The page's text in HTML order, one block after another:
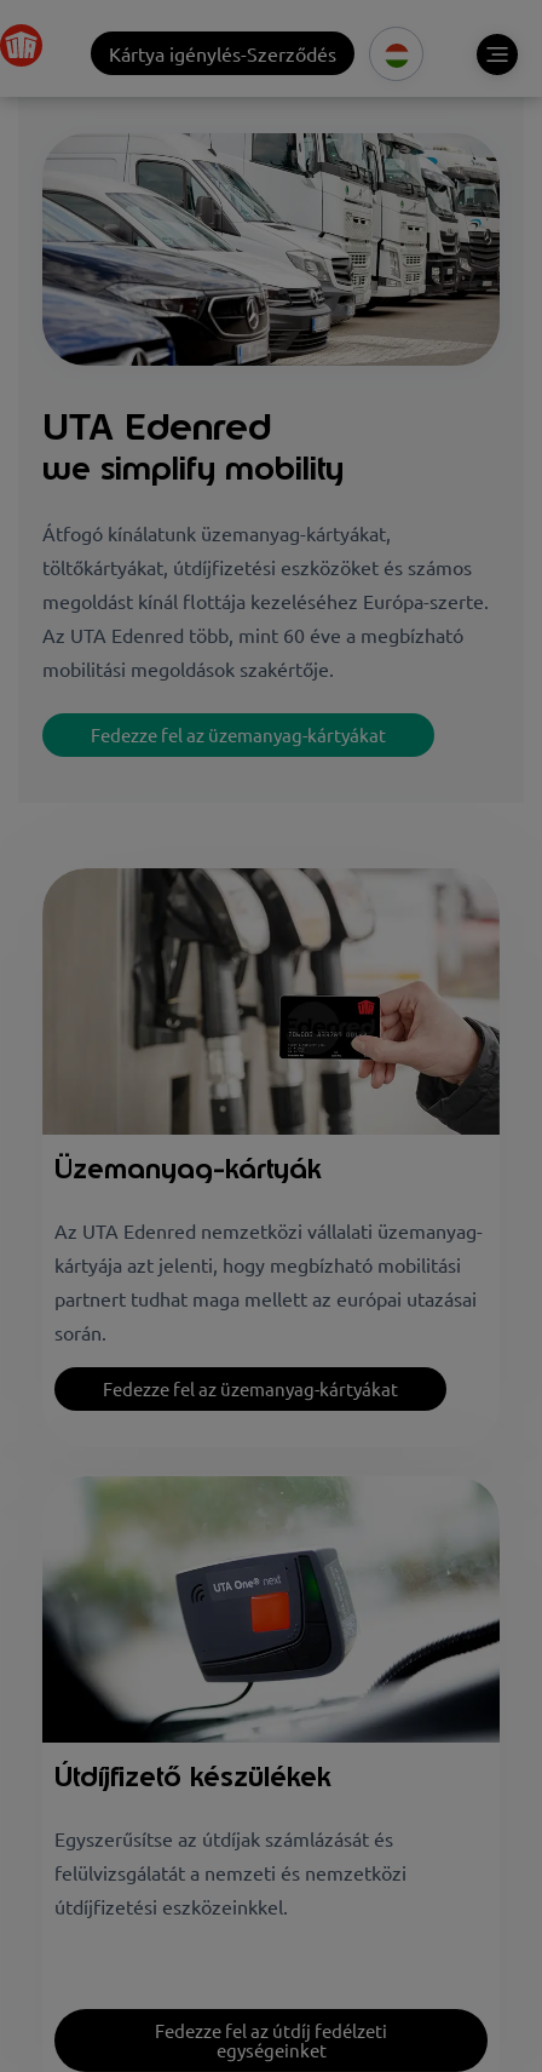
Kártya igénylés-Szerződés
UTA Edenred
we simplify mobility
Átfogó kínálatunk üzemanyag-kártyákat,
töltőkártyákat, útdíjfizetési eszközöket és számos
megoldást kínál flottája kezeléséhez Európa-szerte.
Az UTA Edenred több, mint 60 éve a megbízható
mobilitási megoldások szakértője.
Fedezze fel az üzemanyag-kártyákat
Üzemanyag-kártyák
Az UTA Edenred nemzetközi vállalati üzemanyag-
kártyája azt jelenti, hogy megbízható mobilitási
partnert tudhat maga mellett az európai utazásai
során.
Fedezze fel az üzemanyag-kártyákat
Útdíjfizető készülékek
Egyszerűsítse az útdíjak számlázását és
felülvizsgálatát a nemzeti és nemzetközi
útdíjfizetési eszközeinkkel.
Fedezze fel az útdíj fedélzeti
egységeinket